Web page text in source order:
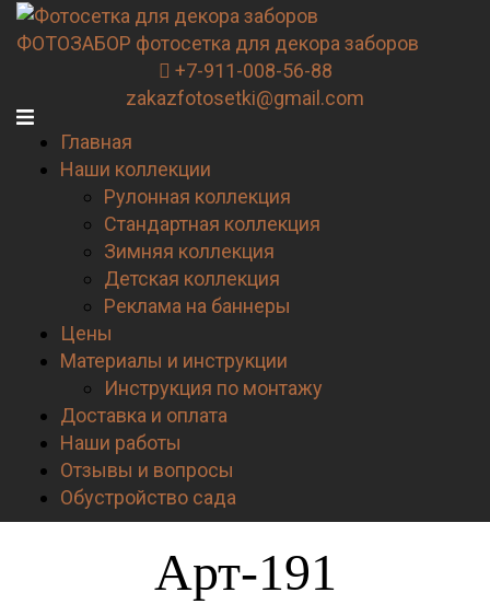
Перейти
ФОТОЗАБОР фотосетка для декора заборов
+7-911-008-56-88
zakazfotosetki@gmail.com
Главная
Наши коллекции
Рулонная коллекция
Стандартная коллекция
Зимняя коллекция
Детская коллекция
Реклама на баннеры
Цены
Материалы и инструкции
Инструкция по монтажу
Доставка и оплата
Наши работы
Отзывы и вопросы
Обустройство сада
Арт-191